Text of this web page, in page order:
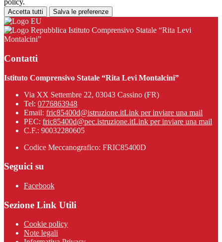
policy.
Accetta tutti Salva le preferenze
Istituto Comprensivo Statale “Rita Levi
Montalcini”
Contatti
Istituto Comprensivo Statale “Rita Levi Montalcini”
Via XX Settembre 22, 03043 Cassino (FR)
Tel: 0776863948
Email: fric85400d@istruzione.itLink per inviare una mail
PEC: fric85400d@pec.istruzione.itLink per inviare una mail
C.F.: 90032280605
Codice Meccanografico: FRIC85400D
Seguici su
Facebook
Sezione Link Utili
Cookie policy
Note legali